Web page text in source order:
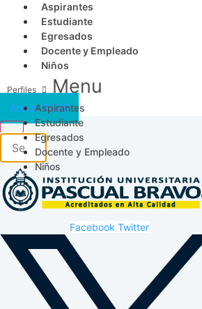
Aspirantes
Estudiante
Egresados
Docente y Empleado
Niños
Menu
Aspirantes
Estudiante
Egresados
Docente y Empleado
Niños
Acceso SICAU
Facebook Twitter